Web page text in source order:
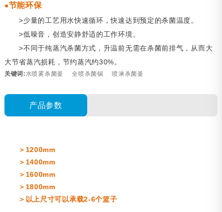
●节能环保
>少量的工艺用水快速循环，快速达到预定的杀菌温度。
>低噪音，创造安静舒适的工作环境。
>不同于纯蒸汽杀菌方式，升温前无需在杀菌前排气，从而大
大节省蒸汽损耗，节约蒸汽约30%。
关键词:水喷雾杀菌釜 全喷杀菌锅 喷淋杀菌釜
产品参数
＞ 1200mm
＞ 1400mm
＞ 1600mm
＞ 1800mm
＞以上尺寸可以承载2-6个篮子